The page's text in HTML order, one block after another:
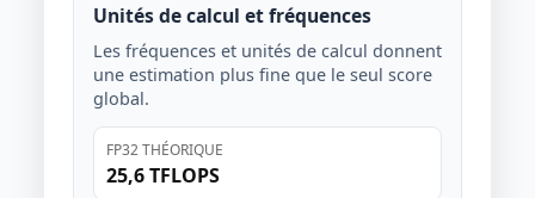
Unités de calcul et fréquences
Les fréquences et unités de calcul donnent
une estimation plus fine que le seul score
global.
FP32 THÉORIQUE
25,6 TFLOPS